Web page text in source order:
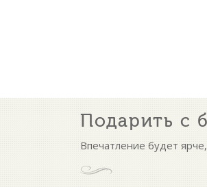
Подарить с
Впечатление будет